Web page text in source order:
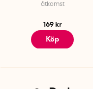
åtkomst
169 kr
Köp